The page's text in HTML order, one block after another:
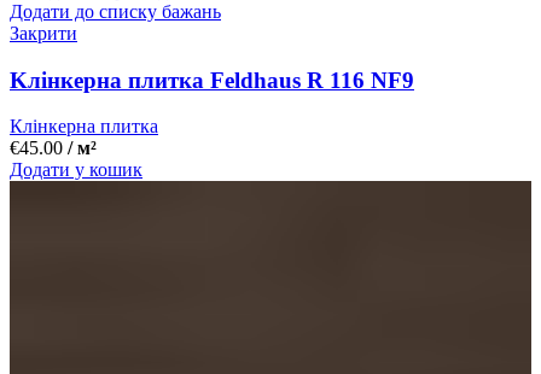
Додати до списку бажань
Закрити
Kлінкерна плитка Feldhaus R 116 NF9
Клінкерна плитка
€45.00 / м²
Додати у кошик